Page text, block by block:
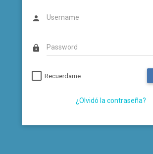
person
lock
Recuerdame
¿Olvidó la contraseña?